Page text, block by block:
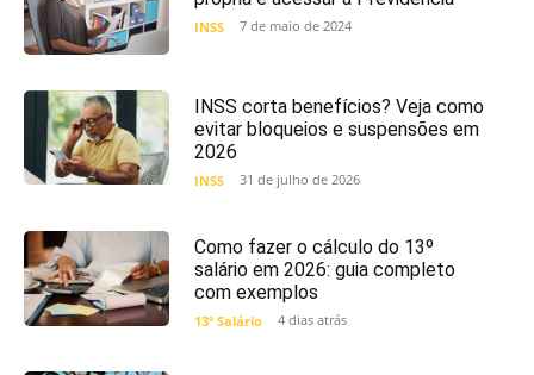
INSS 7 de maio de 2024
INSS corta benefícios? Veja como
evitar bloqueios e suspensões em
2026
INSS 31 de julho de 2026
Como fazer o cálculo do 13º
salário em 2026: guia completo
com exemplos
13º Salário 4 dias atrás